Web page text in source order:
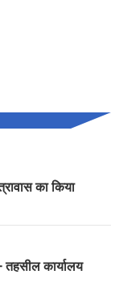
का किया
कार्यालय